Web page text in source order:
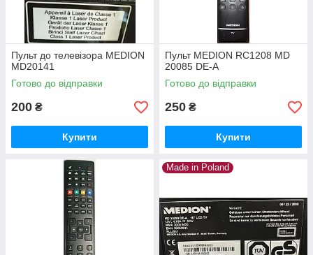
Пульт до телевізора MEDION
MD20141
Готово до відправки
200 ₴
Купити
Пульт MEDION RC1208 MD
20085 DE-A
Готово до відправки
250 ₴
Купити
Made in Poland